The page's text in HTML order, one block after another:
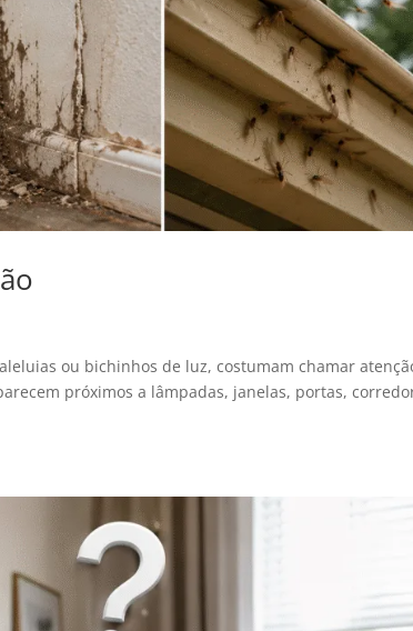
ou bichinhos de luz, costumam chamar
próximos a lâmpadas, janelas, portas,